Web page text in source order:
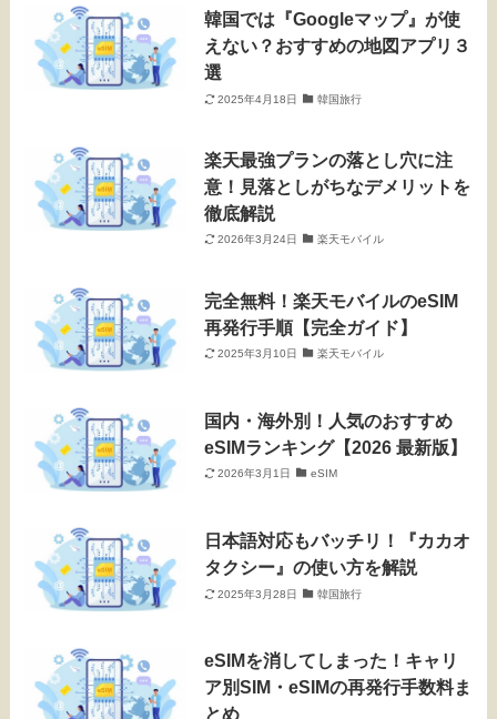
韓国では『Googleマップ』が使
えない？おすすめの地図アプリ３
選
2025年4月18日 韓国旅行
楽天最強プランの落とし穴に注
意！見落としがちなデメリットを
徹底解説
2026年3月24日 楽天モバイル
完全無料！楽天モバイルのeSIM
再発行手順【完全ガイド】
2025年3月10日 楽天モバイル
国内・海外別！人気のおすすめ
eSIMランキング【2026 最新版】
2026年3月1日 eSIM
日本語対応もバッチリ！『カカオ
タクシー』の使い方を解説
2025年3月28日 韓国旅行
eSIMを消してしまった！キャリ
ア別SIM・eSIMの再発行手数料ま
とめ